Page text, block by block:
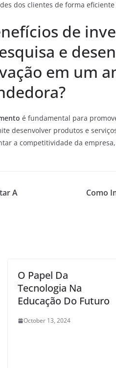
dos clientes de forma eficiente
de
e
em um
é fundamental para
desenvolver produtos e
a competitividade da
A
Como
O Papel Da
Tecnologia Na
Educação Do Futuro
October 13, 2024